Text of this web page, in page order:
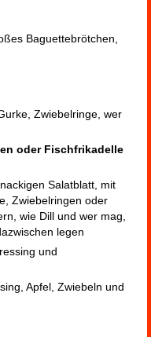
Baguettebrötchen,
Zwiebelringe, wer
oder Fischfrikadelle
Salatblatt, mit
Zwiebelringen oder
wie Dill und wer mag,
legen
und
Apfel, Zwiebeln und